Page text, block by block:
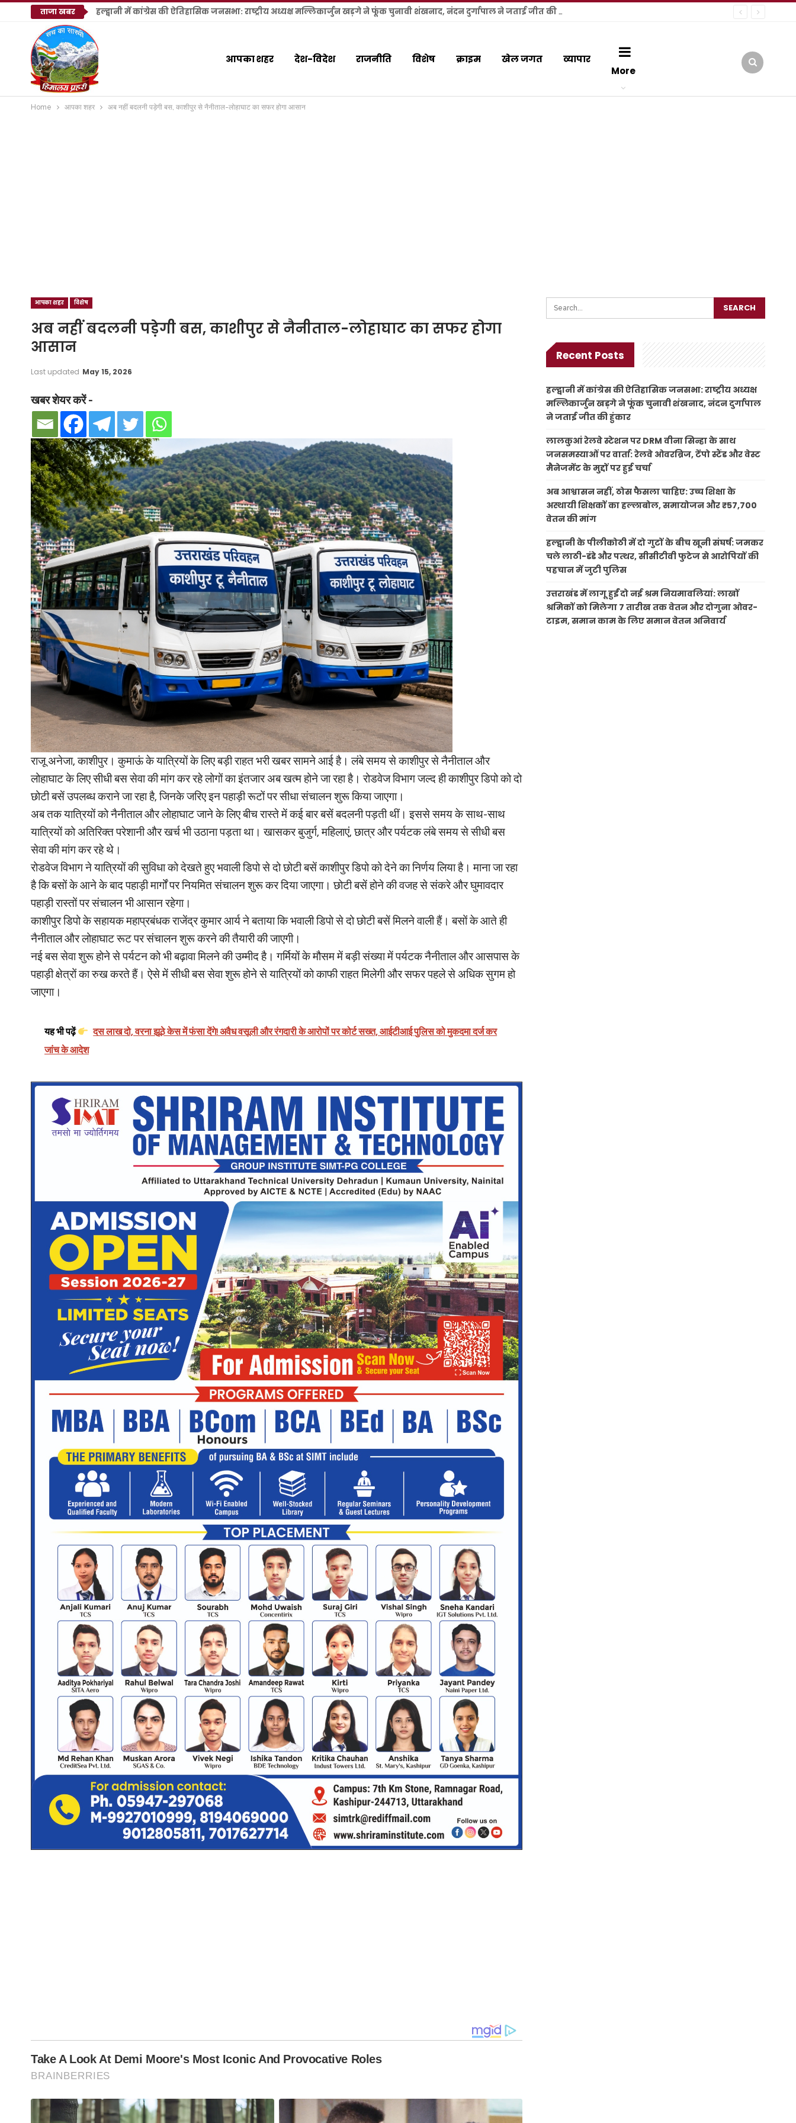
ताजा खबर हल्द्वानी में कांग्रेस की ऐतिहासिक जनसभा: राष्ट्रीय अध्यक्ष मल्लिकार्जुन खड़गे ने फूंक चुनावी शंखनाद, नंदन दुर्गापाल ने जताई जीत की हुंकार
आपका शहर देश-विदेश राजनीति विशेष क्राइम खेल जगत
व्यापार
More
Home आपका शहर अब नहीं बदलनी पड़ेगी बस, काशीपुर से नैनीताल-लोहाघाट का सफर होगा आसान
आपका शहर विशेष
अब नहीं बदलनी पड़ेगी बस, काशीपुर से नैनीताल-लोहाघाट का सफर होगा
आसान
Last updated May 15, 2026
खबर शेयर करें -
राजू अनेजा, काशीपुर। कुमाऊं के यात्रियों के लिए बड़ी राहत भरी खबर सामने आई है। लंबे समय से काशीपुर से नैनीताल और
लोहाघाट के लिए सीधी बस सेवा की मांग कर रहे लोगों का इंतजार अब खत्म होने जा रहा है। रोडवेज विभाग जल्द ही काशीपुर डिपो को दो
छोटी बसें उपलब्ध कराने जा रहा है, जिनके जरिए इन पहाड़ी रूटों पर सीधा संचालन शुरू किया जाएगा।
अब तक यात्रियों को नैनीताल और लोहाघाट जाने के लिए बीच रास्ते में कई बार बसें बदलनी पड़ती थीं। इससे समय के साथ-साथ
यात्रियों को अतिरिक्त परेशानी और खर्च भी उठाना पड़ता था। खासकर बुजुर्ग, महिलाएं, छात्र और पर्यटक लंबे समय से सीधी बस
सेवा की मांग कर रहे थे।
रोडवेज विभाग ने यात्रियों की सुविधा को देखते हुए भवाली डिपो से दो छोटी बसें काशीपुर डिपो को देने का निर्णय लिया है। माना जा रहा
है कि बसों के आने के बाद पहाड़ी मार्गों पर नियमित संचालन शुरू कर दिया जाएगा। छोटी बसें होने की वजह से संकरे और घुमावदार
पहाड़ी रास्तों पर संचालन भी आसान रहेगा।
काशीपुर डिपो के सहायक महाप्रबंधक राजेंद्र कुमार आर्य ने बताया कि भवाली डिपो से दो छोटी बसें मिलने वाली हैं। बसों के आते ही
नैनीताल और लोहाघाट रूट पर संचालन शुरू करने की तैयारी की जाएगी।
नई बस सेवा शुरू होने से पर्यटन को भी बढ़ावा मिलने की उम्मीद है। गर्मियों के मौसम में बड़ी संख्या में पर्यटक नैनीताल और आसपास के
पहाड़ी क्षेत्रों का रुख करते हैं। ऐसे में सीधी बस सेवा शुरू होने से यात्रियों को काफी राहत मिलेगी और सफर पहले से अधिक सुगम हो
जाएगा।
यह भी पढ़ें
दस लाख दो, वरना झूठे केस में फंसा देंगे! अवैध वसूली और रंगदारी के आरोपों पर कोर्ट सख्त, आईटीआई पुलिस को मुकदमा दर्ज कर
जांच के आदेश
Recent Posts
हल्द्वानी में कांग्रेस की ऐतिहासिक जनसभा: राष्ट्रीय अध्यक्ष
मल्लिकार्जुन खड़गे ने फूंक चुनावी शंखनाद, नंदन दुर्गापाल
ने जताई जीत की हुंकार
लालकुआं रेलवे स्टेशन पर DRM वीना सिन्हा के साथ
जनसमस्याओं पर वार्ता: रेलवे ओवरब्रिज, टेंपो स्टैंड और वेस्ट
मैनेजमेंट के मुद्दों पर हुई चर्चा
अब आश्वासन नहीं, ठोस फैसला चाहिए: उच्च शिक्षा के
अस्थायी शिक्षकों का हल्लाबोल, समायोजन और ₹57,700
वेतन की मांग
हल्द्वानी के पीलीकोठी में दो गुटों के बीच खूनी संघर्ष: जमकर
चले लाठी-डंडे और पत्थर, सीसीटीवी फुटेज से आरोपियों की
पहचान में जुटी पुलिस
उत्तराखंड में लागू हुईं दो नई श्रम नियमावलियां: लाखों
श्रमिकों को मिलेगा 7 तारीख तक वेतन और दोगुना ओवर-
टाइम, समान काम के लिए समान वेतन अनिवार्य